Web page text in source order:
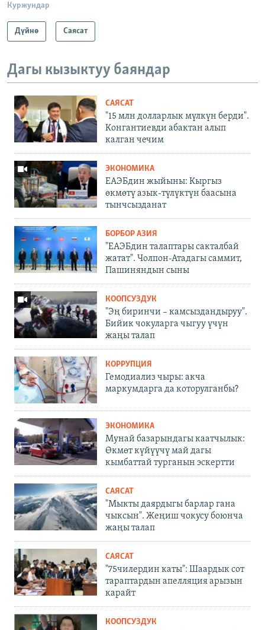
Куржундар
Дүйнө Саясат
Дагы кызыктуу баяндар
САЯСАТ
"15 млн долларлык мүлкүн берди".
Конгантиевди абактан алып
калган чечим
ЭКОНОМИКА
ЕАЭБдин жыйыны: Кыргыз
өкмөтү азык-түлүктүн баасына
тынчсызданат
БОРБОР АЗИЯ
"ЕАЭБдин талаптары сакталбай
жатат". Чолпон-Атадагы саммит,
Пашиняндын сыны
КООПСУЗДУК
"Эң биринчи – камсыздандыруу".
Бийик чокуларга чыгуу үчүн
жаңы талап
КОРРУПЦИЯ
Гемодиализ чыры: акча
маркумдарга да которулганбы?
ЭКОНОМИКА
Мунай базарындагы каатчылык:
Өкмөт күйүүчү май дагы
кымбаттай турганын эскертти
САЯСАТ
"Мыкты даярдыгы барлар гана
чыксын". Жеңиш чокусу боюнча
жаңы талап
САЯСАТ
"75чилердин каты": Шаардык сот
тараптардын апелляция арызын
карайт
КООПСУЗДУК